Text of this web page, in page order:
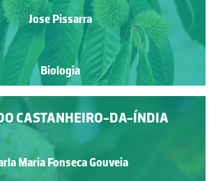
Jose Pissarra
Biologia
CASTANHEIRO-DA-ÍNDIA
Maria Fonseca Gouveia